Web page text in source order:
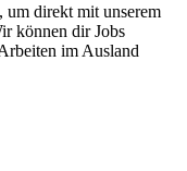
um direkt mit unserem
können dir Jobs
im Ausland